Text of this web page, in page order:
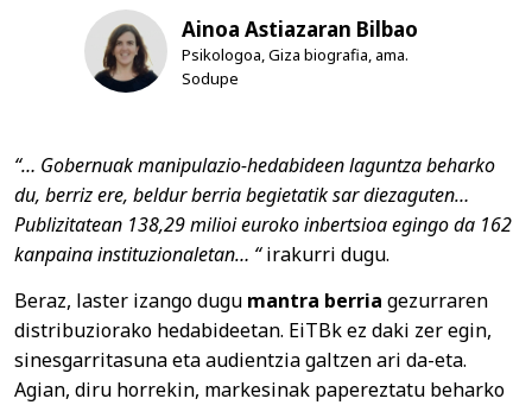
Ainoa Astiazaran Bilbao
Psikologoa, Giza biografia, ama.
Sodupe
“… Gobernuak manipulazio-hedabideen laguntza beharko
du, berriz ere, beldur berria begietatik sar diezaguten…
Publizitatean 138,29 milioi euroko inbertsioa egingo da 162
kanpaina instituzionaletan… “irakurri dugu.
Beraz, laster izango dugu mantra berria gezurraren
distribuziorako hedabideetan. EiTBk ez daki zer egin,
sinesgarritasuna eta audientzia galtzen ari da-eta.
Agian, diru horrekin, markesinak papereztatu beharko